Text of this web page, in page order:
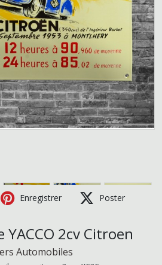
Enregistrer Poster
YACCO 2cv Citroen
Automobiles